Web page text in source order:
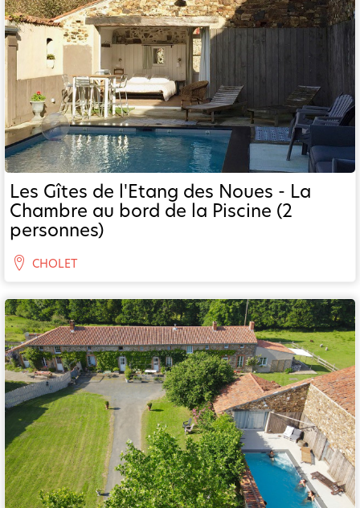
Les Gîtes de l'Etang des Noues - La
Chambre au bord de la Piscine (2
personnes)
CHOLET